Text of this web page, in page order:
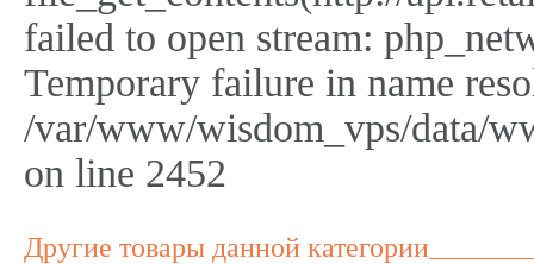
failed to open stream:
Temporary failure in name
/var/www/wisdom_vps/data/
on line 2452
Другие товары данной категории